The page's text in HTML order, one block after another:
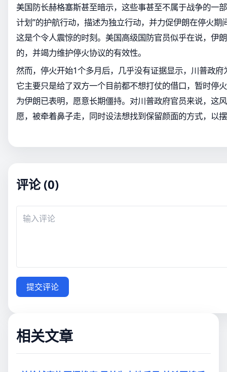
美国防长赫格塞斯甚至暗示，这些事甚至不属于战争的一
计划”的护航行动，描述为独立行动，并力促伊朗在停火期
这是个令人震惊的时刻。美国高级国防官员似乎在说，伊
的，并竭力维护停火协议的有效性。
然而，停火开始1个多月后，几乎没有证据显示，川普政
它主要只是给了双方一个目前都不想打仗的借口，暂时停
为伊朗已表明，愿意长期僵持。对川普政府官员来说，这
愿，被牵着鼻子走，同时设法想找到保留颜面的方式，以
评论 (0)
提交评论
相关文章